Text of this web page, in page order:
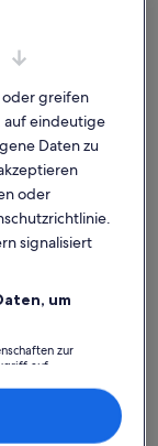
Rügen
greifen
auf eindeutige
Daten zu
oder
signalisiert
um
zur
auf
von Inhalten,
von